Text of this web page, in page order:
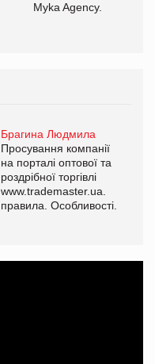
Myka Agency.
Брагина Людмила
Просування компанії
на порталі оптової та
роздрібної торгівлі
www.trademaster.ua.
правила. Особливості.